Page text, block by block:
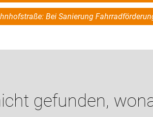
Bei Sanierung
gefunden,